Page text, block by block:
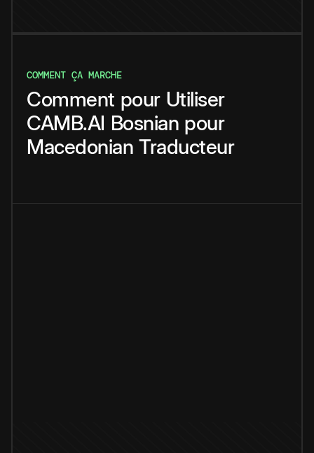
COMMENT ÇA MARCHE
Comment pour Utiliser
CAMB.AI Bosnian pour
Macedonian Traducteur